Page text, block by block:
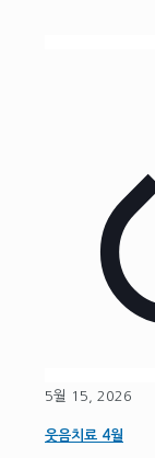
5월 15, 2026
웃음치료 4월